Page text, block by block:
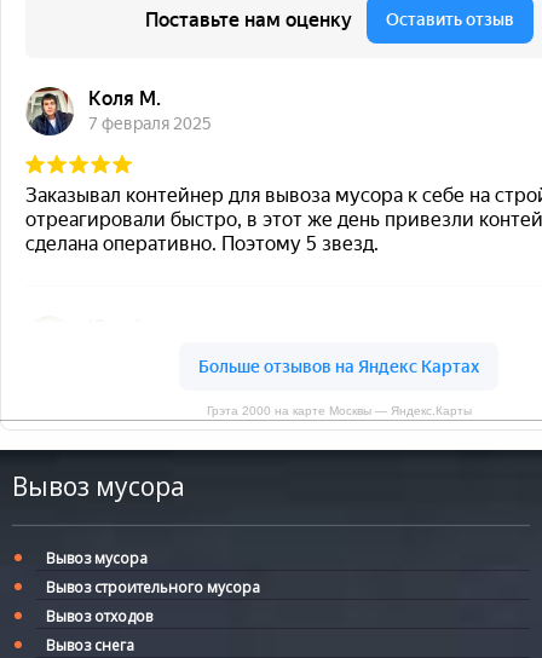
Грэта 2000 на карте Москвы — Яндекс.Карты
Вывоз мусора
Вывоз мусора
Вывоз строительного мусора
Вывоз отходов
Вывоз снега